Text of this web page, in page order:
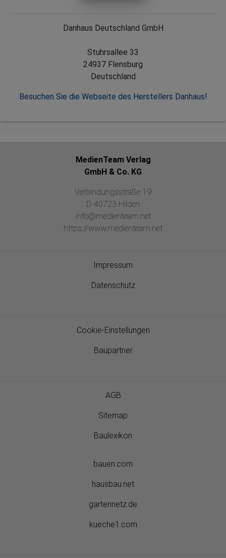
Danhaus Deutschland GmbH
Stuhrsallee 33
24937 Flensburg
Deutschland
Besuchen Sie die Webseite des Herstellers Danhaus!
MedienTeam Verlag
GmbH & Co. KG
Verbindungsstraße 19
D-40723 Hilden
info@medienteam.net
https://www.medienteam.net
Impressum
Datenschutz
Cookie-Einstellungen
Baupartner
AGB
Sitemap
Baulexikon
bauen.com
hausbau.net
gartennetz.de
kueche1.com